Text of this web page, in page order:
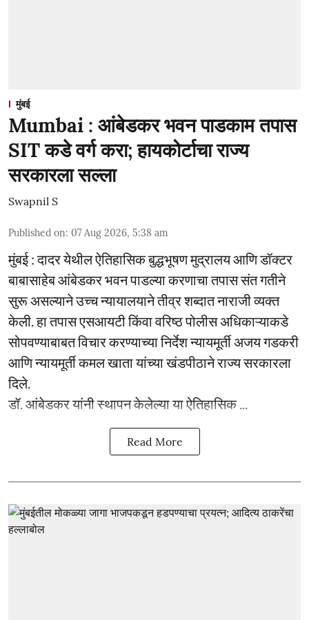
मुंबई
Mumbai : आंबेडकर भवन पाडकाम तपास
SIT कडे वर्ग करा; हायकोर्टाचा राज्य
सरकारला सल्ला
Swapnil S
Published on: 07 Aug 2026, 5:38 am
मुंबई : दादर येथील ऐतिहासिक बुद्धभूषण मुद्रालय आणि डॉक्टर
बाबासाहेब आंबेडकर भवन पाडल्या करणाचा तपास संत गतीने
सुरू असल्याने उच्च न्यायालयाने तीव्र शब्दात नाराजी व्यक्त
केली. हा तपास एसआयटी किंवा वरिष्ठ पोलीस अधिकाऱ्याकडे
सोपवण्याबाबत विचार करण्याच्या निर्देश न्यायमूर्ती अजय गडकरी
आणि न्यायमूर्ती कमल खाता यांच्या खंडपीठाने राज्य सरकारला
दिले.
डॉ. आंबेडकर यांनी स्थापन केलेल्या या ऐतिहासिक ...
Read More